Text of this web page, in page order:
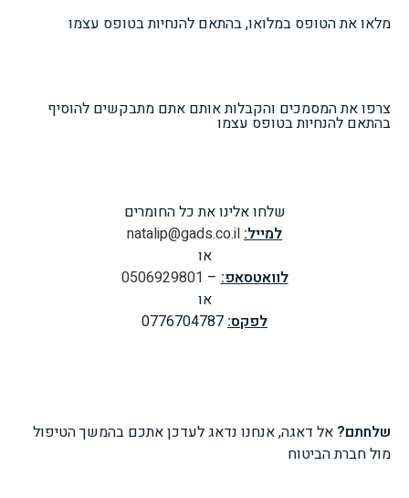
מלאו את הטופס במלואו, בהתאם להנחיות בטופס עצמו
צרפו את המסמכים והקבלות אותם אתם מתבקשים להוסיף
בהתאם להנחיות בטופס עצמו
שלחו אלינו את כל החומרים
למייל:natalip@gads.co.il
או
לוואטסאפ:–
0506929801
או
לפקס:
שלחתם? אל דאגה, אנחנו נדאג לעדכן אתכם בהמשך הטיפול
מול חברת הביטוח